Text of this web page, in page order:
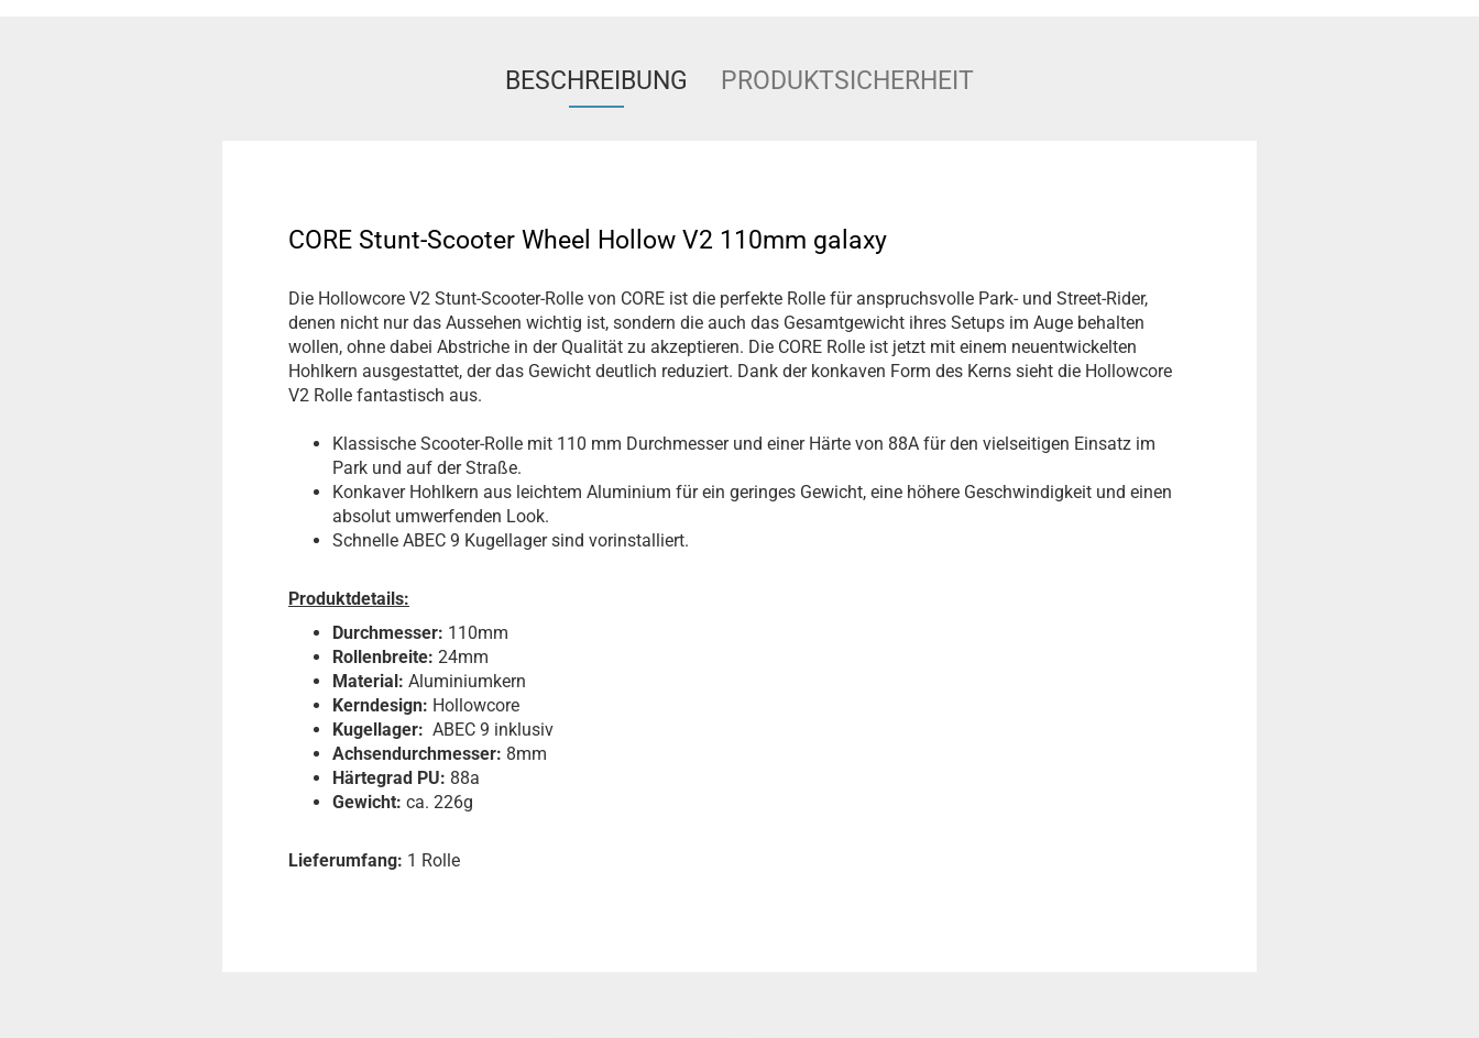
BESCHREIBUNG PRODUKTSICHERHEIT
CORE Stunt-Scooter Wheel Hollow V2 110mm galaxy
Die Hollowcore V2 Stunt-Scooter-Rolle von CORE ist die perfekte Rolle für anspruchsvolle Park- und Street-Rider,
denen nicht nur das Aussehen wichtig ist, sondern die auch das Gesamtgewicht ihres Setups im Auge behalten
wollen, ohne dabei Abstriche in der Qualität zu akzeptieren. Die CORE Rolle ist jetzt mit einem neuentwickelten
Hohlkern ausgestattet, der das Gewicht deutlich reduziert. Dank der konkaven Form des Kerns sieht die Hollowcore
V2 Rolle fantastisch aus.
Klassische Scooter-Rolle mit 110 mm Durchmesser und einer Härte von 88A für den vielseitigen Einsatz im
Park und auf der Straße.
Konkaver Hohlkern aus leichtem Aluminium für ein geringes Gewicht, eine höhere Geschwindigkeit und einen
absolut umwerfenden Look.
Schnelle ABEC 9 Kugellager sind vorinstalliert.
Produktdetails:
Durchmesser: 110mm
Rollenbreite: 24mm
Material: Aluminiumkern
Kerndesign: Hollowcore
Kugellager: ABEC 9 inklusiv
Achsendurchmesser: 8mm
Härtegrad PU: 88a
Gewicht: ca. 226g
Lieferumfang: 1 Rolle